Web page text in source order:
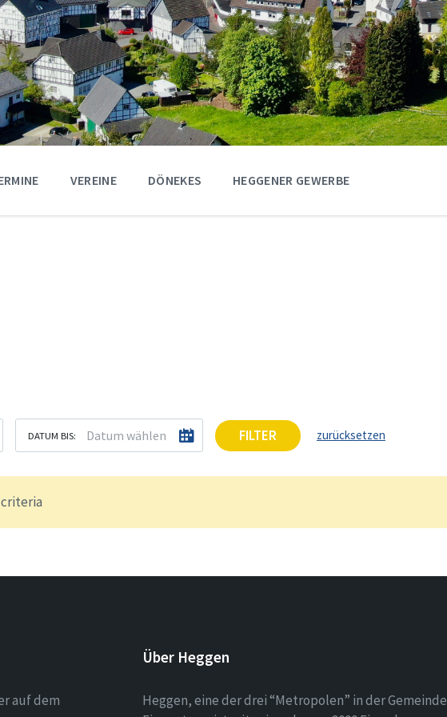
VEREINE DÖNEKES HEGGENER GEWERBE
DATUM BIS: FILTER zurücksetzen
auf dem
Über Heggen
Heggen, eine der drei “Metropolen” in der Gemeinde